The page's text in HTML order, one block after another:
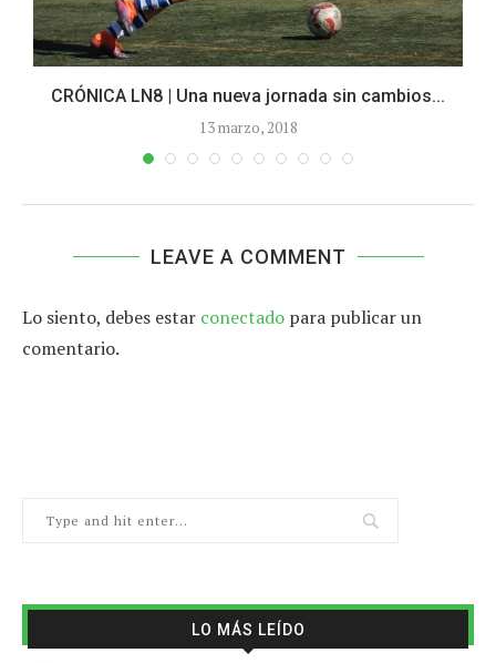
CRÓNICA LN8 | Una nueva jornada sin cambios...
13 marzo, 2018
LEAVE A COMMENT
Lo siento, debes estar conectado para publicar un
comentario.
LO MÁS LEÍDO